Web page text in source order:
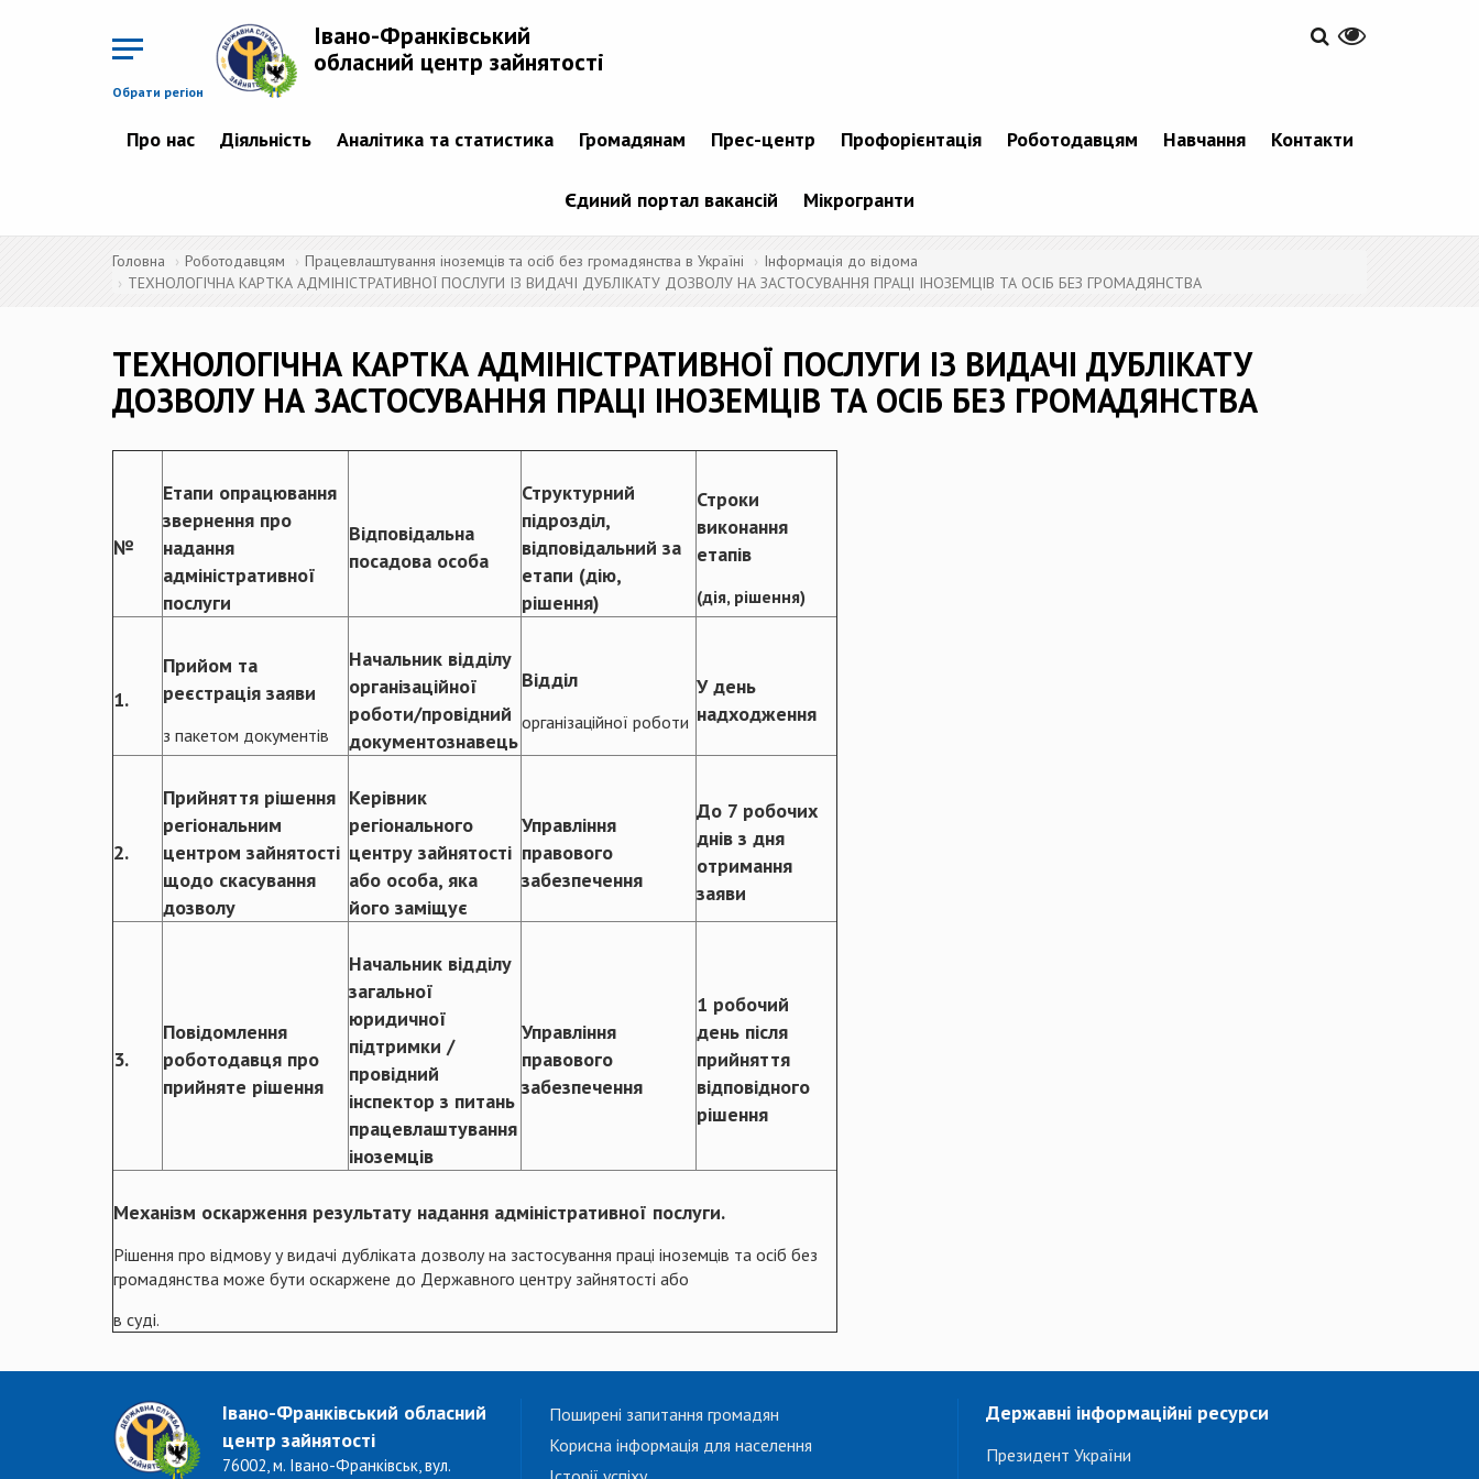
Обрати регіон
Івано-Франківський
обласний центр зайнятості
Про нас Діяльність Аналітика та статистика Громадянам Прес-центр Профорієнтація Роботодавцям Навчання Контакти
Єдиний портал вакансій Мікрогранти
Головна Роботодавцям Працевлаштування іноземців та осіб без громадянства в Україні
Інформація до відома
ТЕХНОЛОГІЧНА КАРТКА АДМІНІСТРАТИВНОЇ ПОСЛУГИ ІЗ ВИДАЧІ ДУБЛІКАТУ ДОЗВОЛУ НА ЗАСТОСУВАННЯ ПРАЦІ ІНОЗЕМЦІВ ТА ОСІБ БЕЗ ГРОМАДЯНСТВА
ТЕХНОЛОГІЧНА КАРТКА АДМІНІСТРАТИВНОЇ ПОСЛУГИ ІЗ ВИДАЧІ ДУБЛІКАТУ
ДОЗВОЛУ НА ЗАСТОСУВАННЯ ПРАЦІ ІНОЗЕМЦІВ ТА ОСІБ БЕЗ ГРОМАДЯНСТВА
№
Етапи опрацювання
звернення про
надання
адміністративної
послуги
Відповідальна
посадова особа
Структурний
підрозділ,
відповідальний за
етапи (дію,
рішення)
Строки
виконання
етапів
(дія, рішення)
1.
Прийом та
реєстрація заяви
з пакетом документів
Начальник відділу
організаційної
роботи/провідний
документознавець
Відділ
організаційної роботи
У день
надходження
2.
Прийняття рішення
регіональним
центром зайнятості
щодо скасування
дозволу
Керівник
регіонального
центру зайнятості
або особа, яка
його заміщує
Управління
правового
забезпечення
До 7 робочих
днів з дня
отримання
заяви
3.
Повідомлення
роботодавця про
прийняте рішення
Начальник відділу
загальної
юридичної
підтримки /
провідний
інспектор з питань
працевлаштування
іноземців
Управління
правового
забезпечення
1 робочий
день після
прийняття
відповідного
рішення
Механізм оскарження результату надання адміністративної послуги.
Рішення про відмову у видачі дубліката дозволу на застосування праці іноземців та осіб без
громадянства може бути оскаржене до Державного центру зайнятості або
в суді.
Івано-Франківський обласний
центр зайнятості
76002, м. Івано-Франківськ, вул.
Поширені запитання громадян
Корисна інформація для населення
Державні інформаційні ресурси
Президент України